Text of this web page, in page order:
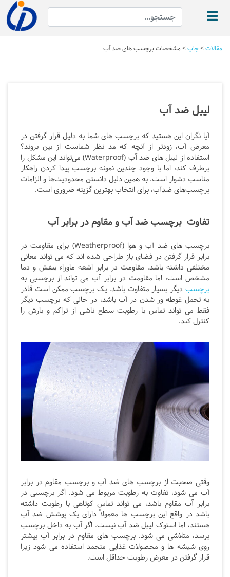
مقالات>چاپ> مشخصات برچسب های ضد آب
لیبل ضد آب
آیا نگران این هستید که برچسب های شما به دلیل قرار گرفتن در
معرض آب، زودتر از آنچه که مد نظر شماست از بین بروند؟
استفاده از لیبل های ضد آب (Waterproof) می‌تواند این مشکل را
برطرف کند، اما با وجود چندین نمونه برچسب پیدا کردن راهکار
مناسب دشوار است. به همین دلیل دانستن محدودیت‌ها و الزامات
برچسب‌های ضدآب، برای انتخاب بهترین گزینه ضروری است.
تفاوت برچسب ضد آب و مقاوم در برابر آب
برچسب های ضد آب و هوا (Weatherproof) برای مقاومت در
برابر قرار گرفتن در فضای باز طراحی شده اند که می تواند معانی
مختلفی داشته باشد. مقاومت در برابر اشعه ماوراء بنفش و دما
مشخص است، اما مقاومت در برابر آب می تواند از برچسبی به
برچسب دیگر بسیار متفاوت باشد. یک برچسب ممکن است قادر
به تحمل غوطه ور شدن در آب باشد، در حالی که برچسب دیگر
فقط می تواند تماس با رطوبت سطح ناشی از تراکم و بارش را
کنترل کند.
وقتی صحبت از برچسب های ضد آب و برچسب مقاوم در برابر
آب می شود، تفاوت به رطوبت مربوط می شود. اگر برچسبی در
برابر آب مقاوم باشد، می تواند تماس کوتاهی با رطوبت داشته
باشد در واقع این برچسب ها معمولاً دارای یک پوشش ضد آب
هستند، اما استوک لیبل ضد آب نیست. اگر آب به داخل برچسب
برسد، متلاشی می شود. برچسب های مقاوم در برابر آب بیشتر
روی شیشه ها و محصولات غذایی منجمد استفاده می شود زیرا
قرار گرفتن در معرض رطوبت حداقل است.